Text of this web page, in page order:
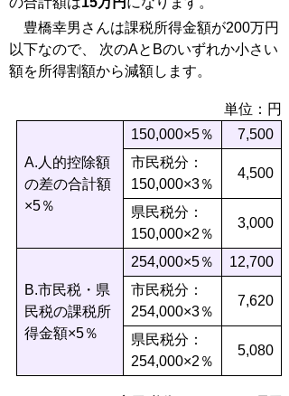
豊橋幸男さんは課税所得金額が200万円
以下なので、 次のAとBのいずれか小さい
額を所得割額から減額します。
単位：円
A.人的控除額
の差の合計額
×5％
150,000×5％
7,500
市民税分：
150,000×3％
4,500
県民税分：
150,000×2％
3,000
B.市民税・県
民税の課税所
得金額×5％
254,000×5％
12,700
市民税分：
254,000×3％
7,620
県民税分：
254,000×2％
5,080